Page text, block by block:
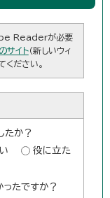
Readerが必要
サイト（新しいウィ
ください。
たか？
役に立た
たですか？